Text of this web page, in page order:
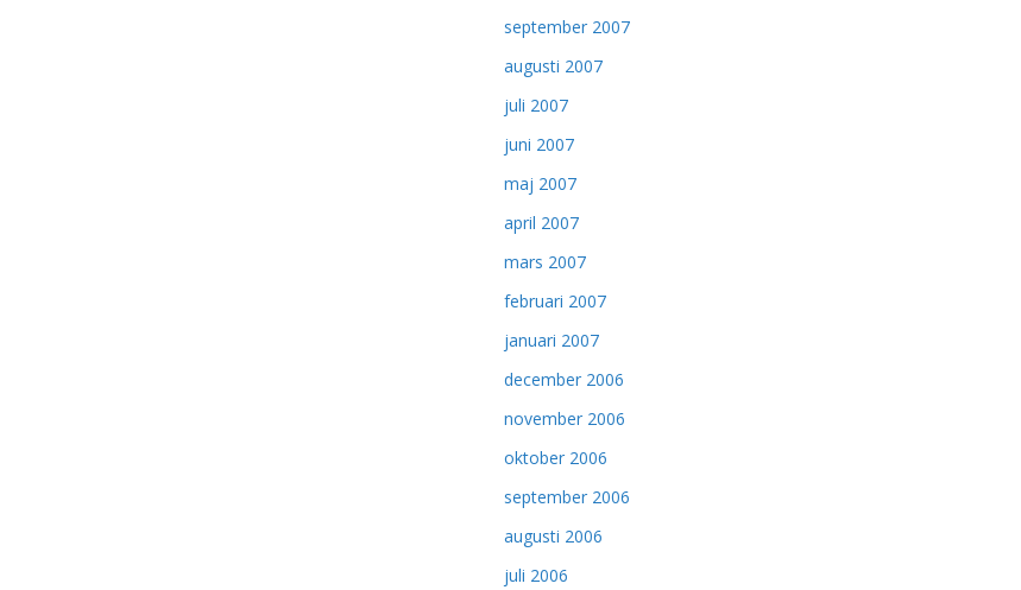
september 2007
augusti 2007
juli 2007
juni 2007
maj 2007
april 2007
mars 2007
februari 2007
januari 2007
december 2006
november 2006
oktober 2006
september 2006
augusti 2006
juli 2006